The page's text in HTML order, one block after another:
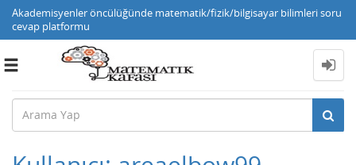
Akademisyenler öncülüğünde matematik/fizik/bilgisayar bilimleri soru
cevap platformu
Toggle